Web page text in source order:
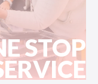
STOP